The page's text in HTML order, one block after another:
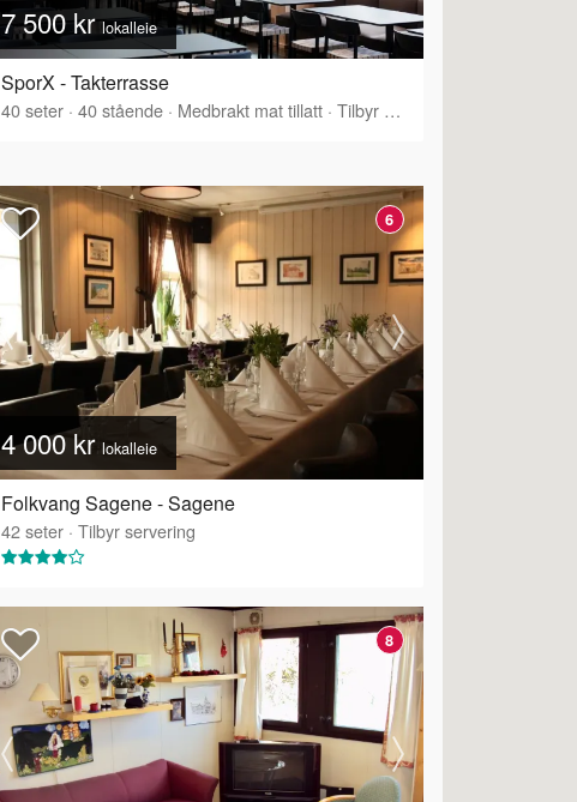
7 500 krlokalleie
SporX - Takterrasse
40seter · 40stående · Medbrakt mat tillatt · Tilbyr servering
6
4 000 kr lokalleie
Folkvang Sagene - Sagene
42seter · Tilbyr servering
8